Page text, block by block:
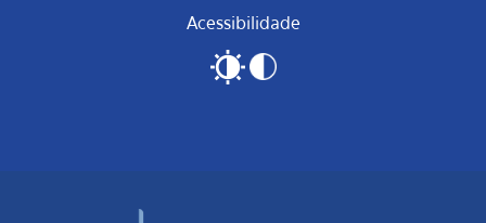
Acessibilidade